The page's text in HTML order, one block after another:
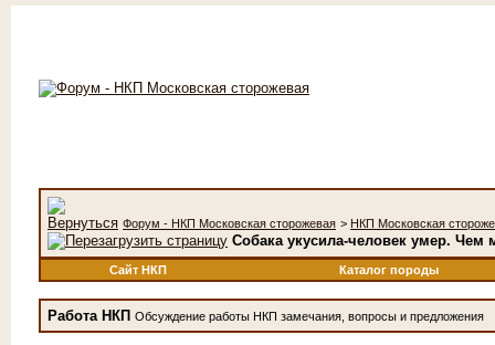
Форум - НКП Московская сторожевая > НКП Московская
Собака укусила-человек умер.
Сайт НКП Каталог породы
Работа НКП Обсуждение работы НКП замечания, вопросы и предложения